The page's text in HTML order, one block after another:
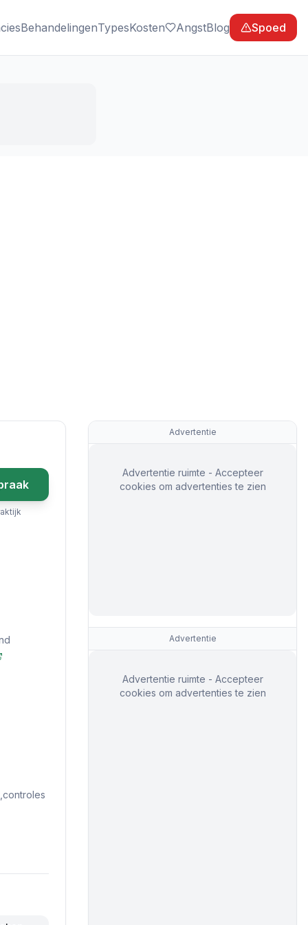
BehandelingenTypesKosten AngstBlog Spoed
Advertentie
Advertentie ruimte - Accepteer
cookies om advertenties te zien
Advertentie
Advertentie ruimte - Accepteer
cookies om advertenties te zien